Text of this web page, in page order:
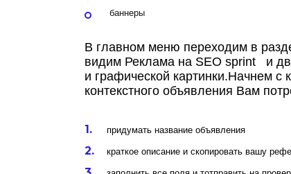
баннеры
В главном меню переходим в
видим Реклама на SEO sprint и
и графической картинки.Начнем с
контекстного объявления Вам
придумать название объявления
краткое описание и скопировать вашу